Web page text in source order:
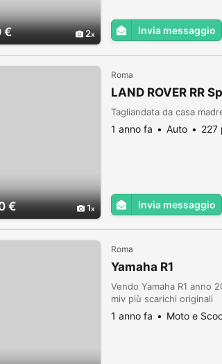
€ 2 Invia messaggio
€ 1
Roma
LAND ROVER RR
Tagliandata da casa
1 anno fa Auto 227
Invia messaggio
Roma
Yamaha R1
Vendo Yamaha R1 anno
miv più scarichi originali
1 anno fa Moto e